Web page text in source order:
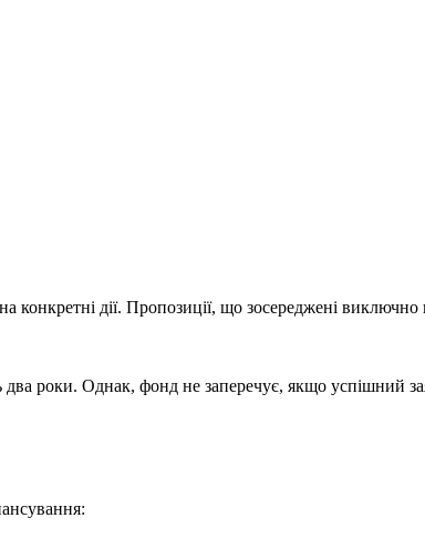
конкретні дії. Пропозиції, що зосереджені виключно
два роки. Однак, фонд не заперечує, якщо успішний